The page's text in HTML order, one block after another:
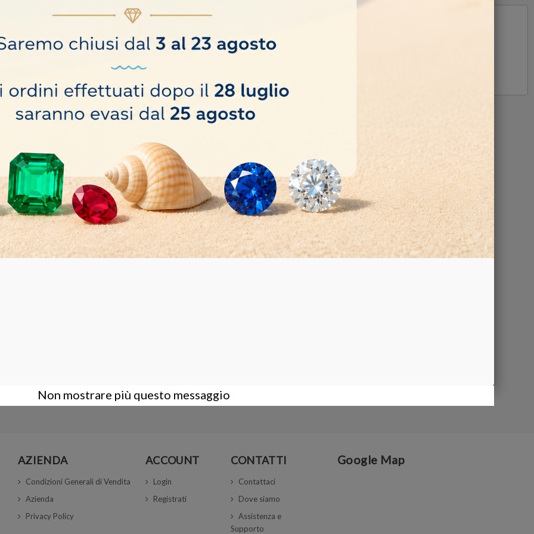
una lunga durata.
AZIENDA
Condizioni Generali di Vendita
Azienda
Privacy Policy
ACCOUNT
Login
Registrati
CONTATTI
Contattaci
Dove siamo
Assistenza e
Supporto
Google Map
Non mostrare più questo messaggio